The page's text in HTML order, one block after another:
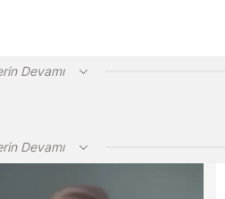
Devamı
Devamı